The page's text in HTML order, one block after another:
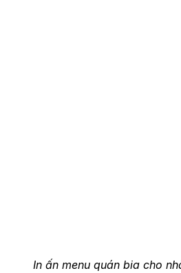
In ấn menu quán bia cho